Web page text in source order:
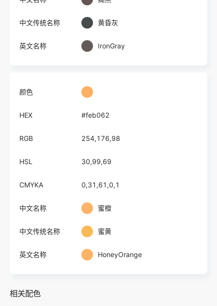
中文传统名称 黄昏灰
英文名称 IronGray
颜色
HEX #feb062
RGB 254,176,98
HSL 30,99,69
CMYKA 0,31,61,0,1
中文名称 蜜橙
中文传统名称 蜜黄
英文名称 HoneyOrange
相关配色